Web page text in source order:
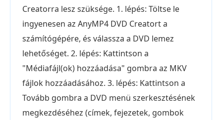
Creatorra lesz szüksége. 1. lépés: Töltse le
ingyenesen az AnyMP4 DVD Creatort a
számítógépére, és válassza a DVD lemez
lehetőséget. 2. lépés: Kattintson a
"Médiafájl(ok) hozzáadása" gombra az MKV
fájlok hozzáadásához. 3. lépés: Kattintson a
Tovább gombra a DVD menü szerkesztésének
megkezdéséhez (címek, fejezetek, gombok